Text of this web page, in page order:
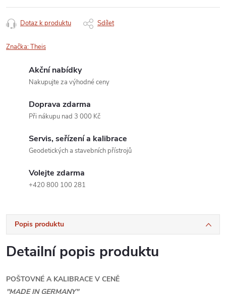
Dotaz k produktu Sdílet
Značka:Theis
Akční nabídky
Nakupujte za výhodné ceny
Doprava zdarma
Při nákupu nad 3 000 Kč
Servis, seřízení a kalibrace
Geodetických a stavebních přístrojů
Volejte zdarma
+420 800 100 281
Popis produktu
Detailní popis produktu
POŠTOVNÉ A KALIBRACE V CENĚ
"MADE IN GERMANY"